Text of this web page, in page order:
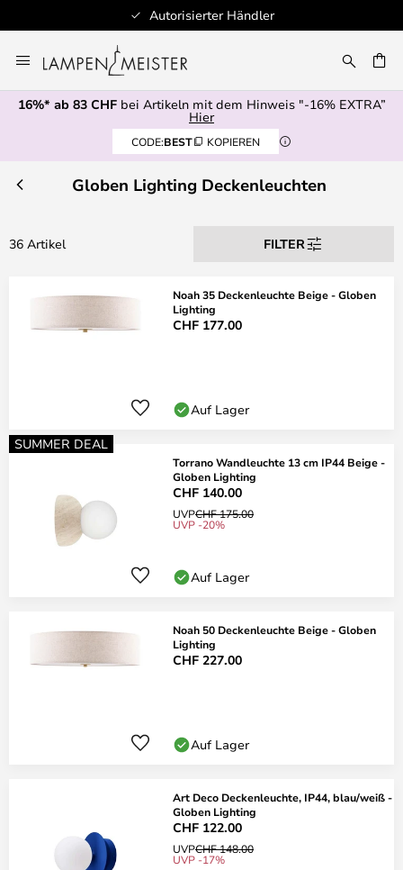
Autorisierter Händler
Inhalt
springen
16%* ab 83 CHFbei Artikeln mit dem Hinweis "-16% EXTRA”
Hier
CODE:BEST KOPIEREN
Globen Lighting Deckenleuchten
36 Artikel FILTER
Noah 35 Deckenleuchte Beige - Globen
Lighting
CHF 177.00
Auf Lager
SUMMER DEAL
Torrano Wandleuchte 13 cm IP44 Beige -
Globen Lighting
CHF 140.00
UVPCHF 175.00
UVP -20%
Auf Lager
Noah 50 Deckenleuchte Beige - Globen
Lighting
CHF 227.00
Auf Lager
Art Deco Deckenleuchte, IP44, blau/weiß -
Globen Lighting
CHF 122.00
UVPCHF 148.00
UVP -17%